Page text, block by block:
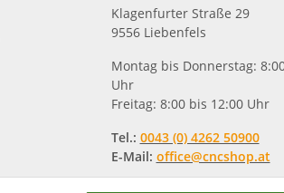
Klagenfurter Straße 29
9556 Liebenfels
Montag bis Donnerstag:
Uhr
Freitag: 8:00 bis 12:00 Uhr
Tel.: 0043 (0) 4262 50900
E-Mail: office@cncshop.at